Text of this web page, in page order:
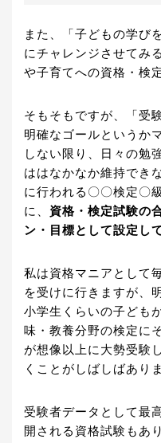
また、「子どもの学び
にチャレンジさせてみ
や子育てへの資格・検
そもそもですが、「受
明確なゴールというか
しない限り、日々の勉
ははなかなか維持でき
に行われる〇〇検定〇
に、 資格・検定試験の
ン・目標として設定し
私は資格マニアとして
を受けに行きますが、
小学生くらいの子ども
味・教養分野の検定に
が想像以上に大勢受験
くことがしばしばあり
受験者データとして最
開される資格試験もあ